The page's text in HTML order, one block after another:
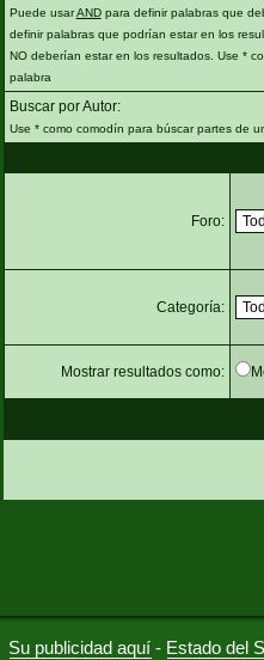
Puede usarANDpara definir palabras que
definir palabras que podrían estar en los
NO deberían estar en los resultados. Use *
palabra
Buscar por Autor:
Use * como comodín para búscar partes de
Foro:
Categoría:
Mostrar resultados como:
Su publicidad aquí - Estado del